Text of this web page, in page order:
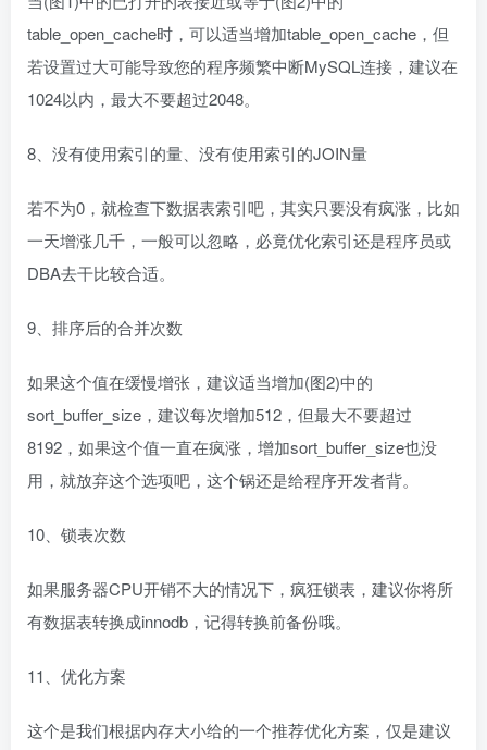
table_open_cache时，可以适当增加table_open_cache，但
若设置过大可能导致您的程序频繁中断MySQL连接，建议在
1024以内，最大不要超过2048。
8、没有使用索引的量、没有使用索引的JOIN量
若不为0，就检查下数据表索引吧，其实只要没有疯涨，比如
一天增涨几千，一般可以忽略，必竟优化索引还是程序员或
DBA去干比较合适。
9、排序后的合并次数
如果这个值在缓慢增张，建议适当增加(图2)中的
sort_buffer_size，建议每次增加512，但最大不要超过
8192，如果这个值一直在疯涨，增加sort_buffer_size也没
用，就放弃这个选项吧，这个锅还是给程序开发者背。
10、锁表次数
如果服务器CPU开销不大的情况下，疯狂锁表，建议你将所
有数据表转换成innodb，记得转换前备份哦。
11、优化方案
这个是我们根据内存大小给的一个推荐优化方案，仅是建议